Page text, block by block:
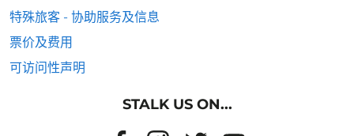
特殊旅客 - 协助服务及信息
票价及费用
可访问性声明
STALK US ON...